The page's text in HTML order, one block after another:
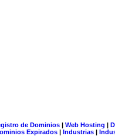
de Dominios| Web Hosting |
Expirados | Industrias |